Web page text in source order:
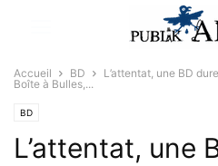
Accueil BD
L’attentat, une BD
Boîte à Bulles,...
BD
L’attentat, une